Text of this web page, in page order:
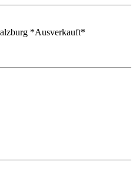
*Ausverkauft*